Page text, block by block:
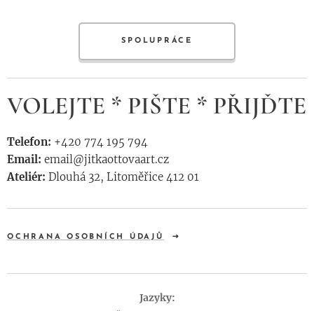
SPOLUPRÁCE
VOLEJTE * PIŠTE * PŘIJĎTE
Telefon: +420 774 195 794
Email: email@jitkaottovaart.cz
Ateliér: Dlouhá 32, Litoměřice 412 01
OCHRANA OSOBNÍCH ÚDAJŮ
Jazyky